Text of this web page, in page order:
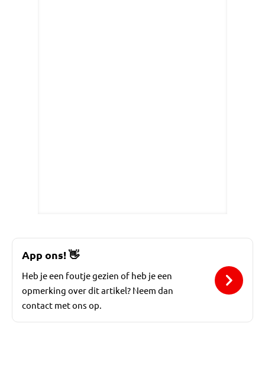
App ons!👋
Heb je een foutje gezien of heb je een
opmerking over dit artikel? Neem dan
contact met ons op.